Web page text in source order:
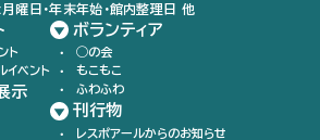
曜日・年末年始・館内整理日 他
ト
イベント
示
ボランティア
◯の会
もこもこ
ふわふわ
刊行物
レスポアールからのお知らせ